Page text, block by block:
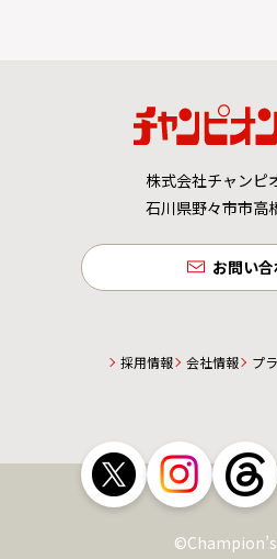
株式会社チャンピ
石川県野々市市高
お問い
採用情報 会社情報 プ